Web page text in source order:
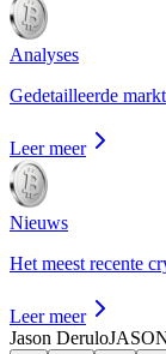
Analyses
Gedetailleerde
Leer meer
Nieuws
Het meest recente
Leer meer
Jason Derulo